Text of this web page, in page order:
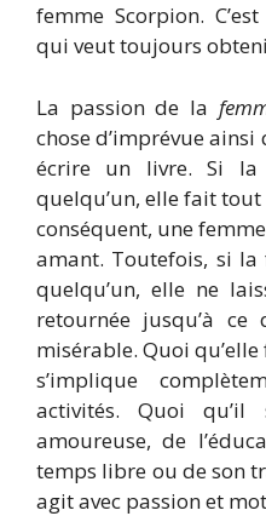
femme Scorpion.
qui veut toujours
La passion de la
chose d’imprévue
écrire un livre. Si la
quelqu’un, elle fait
conséquent, une
amant. Toutefois, si la
quelqu’un, elle ne
retournée jusqu’à
misérable. Quoi
s’implique
activités. Quoi qu’il
amoureuse, de
temps libre ou de son
agit avec passion et